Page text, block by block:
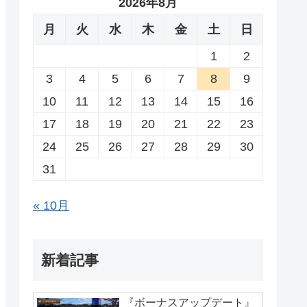
2026年8月
月
火 水 木 金 土
日
1
2
3
4 5 6 7 8
9
10
11 12 13 14 15
16
17
18 19 20 21 22
23
24
25 26 27 28 29
30
31
« 10月
新着記事
『ボーナスアップデート』